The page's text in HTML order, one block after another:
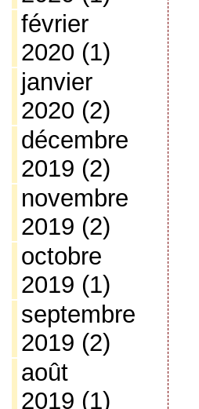
février
2020 (1)
janvier
2020 (2)
décembre
2019 (2)
novembre
2019 (2)
octobre
2019 (1)
septembre
2019 (2)
août
2019 (1)